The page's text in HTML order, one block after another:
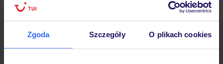
Zgoda Szczegóły O plikach cookies
Hotel